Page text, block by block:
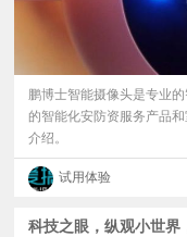
鹏博士智能摄像头是专业
的智能化安防资服务产品
介绍。
试用体验
科技之眼，纵观小世界